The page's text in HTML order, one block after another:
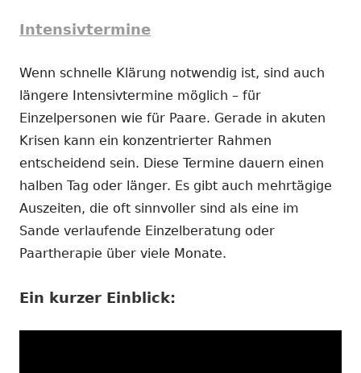
Intensivtermine
Wenn schnelle Klärung notwendig ist, sind auch
längere Intensivtermine möglich – für
Einzelpersonen wie für Paare. Gerade in akuten
Krisen kann ein konzentrierter Rahmen
entscheidend sein. Diese Termine dauern einen
halben Tag oder länger. Es gibt auch mehrtägige
Auszeiten, die oft sinnvoller sind als eine im
Sande verlaufende Einzelberatung oder
Paartherapie über viele Monate.
Ein kurzer Einblick: